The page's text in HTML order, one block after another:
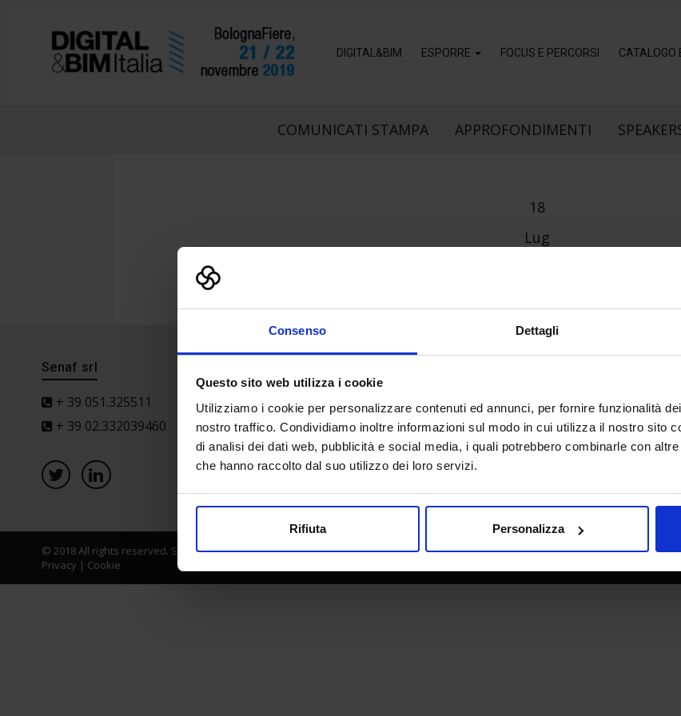
Consenso Dettagli
Questo sito web utilizza i cookie
Utilizziamo i cookie per personalizzare contenuti ed annunci, per fornire funzionalità
nostro traffico. Condividiamo inoltre informazioni sul modo in cui utilizza il nostro sito
di analisi dei dati web, pubblicità e social media, i quali potrebbero combinarle con
che hanno raccolto dal suo utilizzo dei loro servizi.
Rifiuta Personalizza
DIGITAL&BIM ESPORRE FOCUS E PERCORSI CATALOGO
COMUNICATI STAMPA APPROFONDIMENTI
18
Lug
Senaf srl
+ 39 051.325511
+ 39 02.332039460
© 2018 All rights reserved. Senaf srl - Gruppo Tecniche Nuove Spa - P.IVA 06382730155 - C.F. 02213830371
Privacy | Cookie